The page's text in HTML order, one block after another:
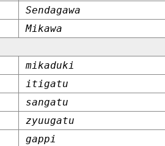
Sendagawa
Mikawa
mikaduki
itigatu
sangatu
zyuugatu
gappi